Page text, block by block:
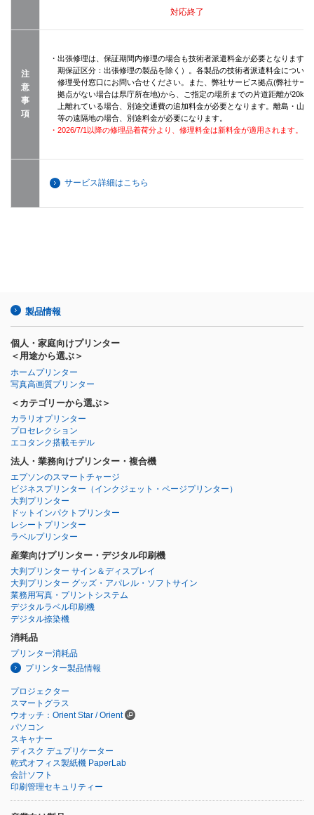
対応終了
注
意
事
項
・出張修理は、保証期間内修理の場合も技術者派遣料金が必要となります（
期保証区分：出張修理の製品を除く）。各製品の技術者派遣料金について
修理受付窓口にお問い合せください。また、弊社サービス拠点(弊社サー
拠点がない場合は県庁所在地)から、ご指定の場所までの片道距離が20km
上離れている場合、別途交通費の追加料金が必要となります。離島・山間
等の遠隔地の場合、別途料金が必要になります。
・2026/7/1以降の修理品着荷分より、修理料金は新料金が適用されます。
サービス詳細はこちら
製品情報
個人・家庭向けプリンター
＜用途から選ぶ＞
ホームプリンター
写真高画質プリンター
＜カテゴリーから選ぶ＞
カラリオプリンター
プロセレクション
エコタンク搭載モデル
法人・業務向けプリンター・複合機
エプソンのスマートチャージ
ビジネスプリンター （インクジェット・ページプリンター）
大判プリンター
ドットインパクトプリンター
レシートプリンター
ラベルプリンター
産業向けプリンター・デジタル印刷機
大判プリンター サイン＆ディスプレイ
大判プリンター グッズ・アパレル・ソフトサイン
業務用写真・プリントシステム
デジタルラベル印刷機
デジタル捺染機
消耗品
プリンター消耗品
プリンター製品情報
プロジェクター
スマートグラス
ウオッチ：Orient Star / Orient
パソコン
スキャナー
ディスク デュプリケーター
乾式オフィス製紙機 PaperLab
会計ソフト
印刷管理セキュリティー